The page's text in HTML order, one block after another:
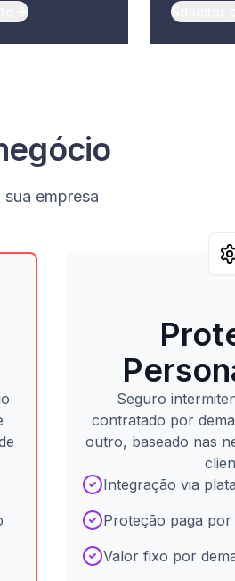
Solicitar
empresa
Seguro
contratado por
outro, baseado nas
Integração via
Proteção paga por
Valor fixo por